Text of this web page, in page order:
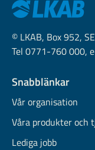
© LKAB, Box 952,
Tel 0771-760 000,
Snabblänkar
Vår organisation
Våra produkter och
Lediga jobb